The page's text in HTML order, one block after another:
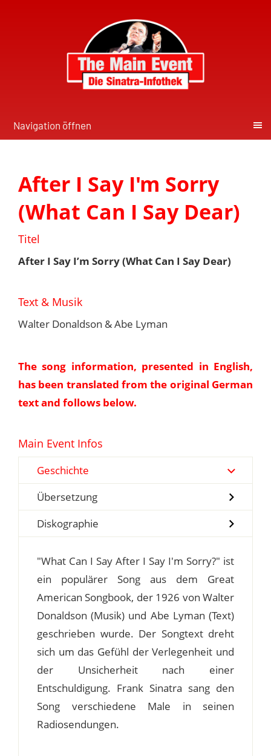
Navigation öffnen
After I Say I'm Sorry
(What Can I Say Dear)
Titel
After I Say I’m Sorry (What Can I Say Dear)
Text & Musik
Walter Donaldson & Abe Lyman
The song information, presented in English,
has been translated from the original German
text and follows below.
Main Event Infos
Geschichte
Übersetzung
Diskographie
"What Can I Say After I Say I'm Sorry?" ist
ein populärer Song aus dem Great
American Songbook, der 1926 von Walter
Donaldson (Musik) und Abe Lyman (Text)
geschrieben wurde. Der Songtext dreht
sich um das Gefühl der Verlegenheit und
der Unsicherheit nach einer
Entschuldigung. Frank Sinatra sang den
Song verschiedene Male in seinen
Radiosendungen.